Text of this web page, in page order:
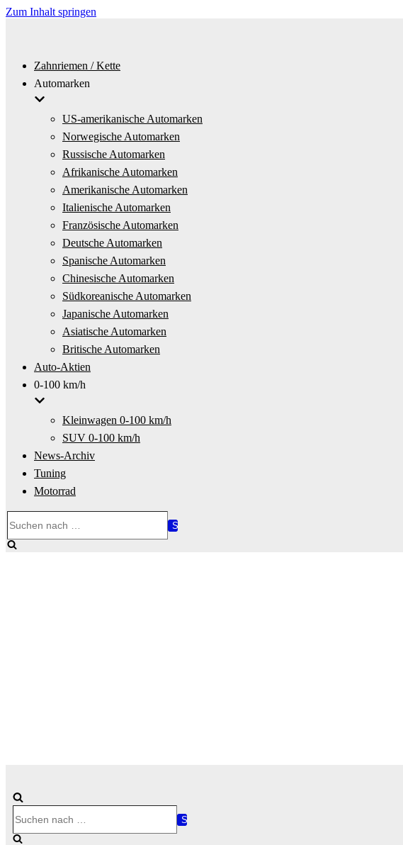
Zum Inhalt springen
Zahnriemen / Kette
Automarken
US-amerikanische Automarken
Norwegische Automarken
Russische Automarken
Afrikanische Automarken
Amerikanische Automarken
Italienische Automarken
Französische Automarken
Deutsche Automarken
Spanische Automarken
Chinesische Automarken
Südkoreanische Automarken
Japanische Automarken
Asiatische Automarken
Britische Automarken
Auto-Aktien
0-100 km/h
Kleinwagen 0-100 km/h
SUV 0-100 km/h
News-Archiv
Tuning
Motorrad
nach …
nach …